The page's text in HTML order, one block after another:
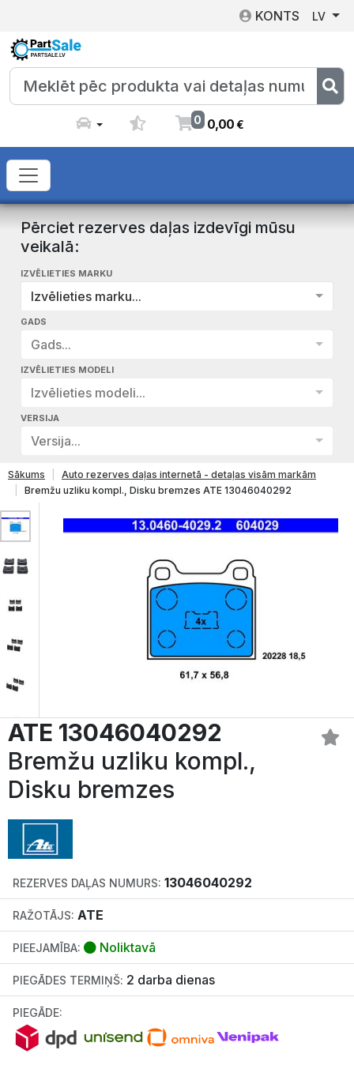
KONTS LV
0 0,00€
Pērciet rezerves daļas izdevīgi mūsu
veikalā:
IZVĒLIETIES MARKU
Izvēlieties marku...
GADS
Gads...
IZVĒLIETIES MODELI
Izvēlieties modeli...
VERSIJA
Versija...
Sākums
Auto rezerves daļas internetā - detaļas visām markām
Bremžu uzliku kompl., Disku bremzes ATE 13046040292
ATE 13046040292
Bremžu uzliku kompl.,
Disku bremzes
REZERVES DAĻAS NUMURS: 13046040292
RAŽOTĀJS: ATE
PIEEJAMĪBA: Noliktavā
PIEGĀDES TERMIŅŠ: 2 darba dienas
PIEGĀDE: